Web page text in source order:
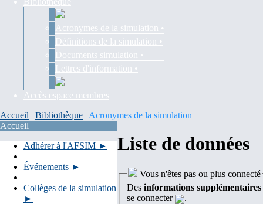
Acronymes de la simulation •
Définitions de la simulation •
Documents simulation •
Lettres d'information •
Accès espace membres
Accueil | Bibliothèque | Acronymes de la simulation
Accueil
Adhérer à l'AFSIM ►
Événements ►
Collèges de la simulation
►
Liste de données
Vous n'êtes pas ou plus connecté
Des informations supplémentaires
se connecter
.